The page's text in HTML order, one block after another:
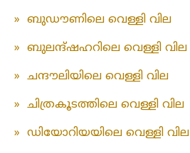
» ബുഡൗണിലെ വെള്ളി വില
» ബുലന്ദ്ഷഹറിലെ വെള്ളി വില
» ചന്ദൗലിയിലെ വെള്ളി വില
» ചിത്രകൂടത്തിലെ വെള്ളി വില
» ഡിയോറിയയിലെ വെള്ളി വില